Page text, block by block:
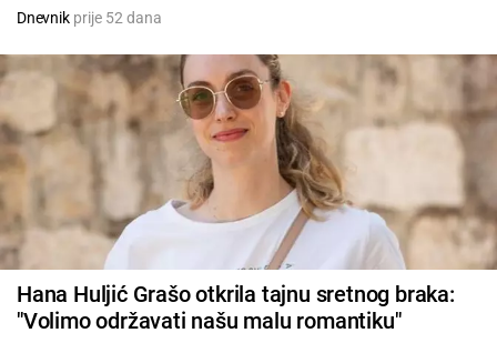
Dnevnikprije 52 dana
Hana Huljić Grašo otkrila tajnu sretnog braka:
"Volimo održavati našu malu romantiku"